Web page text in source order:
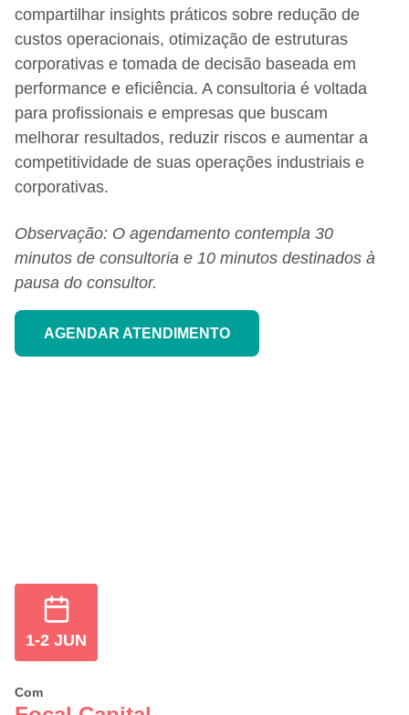
compartilhar insights práticos sobre redução de
custos operacionais, otimização de estruturas
corporativas e tomada de decisão baseada em
performance e eficiência. A consultoria é voltada
para profissionais e empresas que buscam
melhorar resultados, reduzir riscos e aumentar a
competitividade de suas operações industriais e
corporativas.
Observação: O agendamento contempla 30
minutos de consultoria e 10 minutos destinados à
pausa do consultor.
AGENDAR ATENDIMENTO
1-2 JUN
Com